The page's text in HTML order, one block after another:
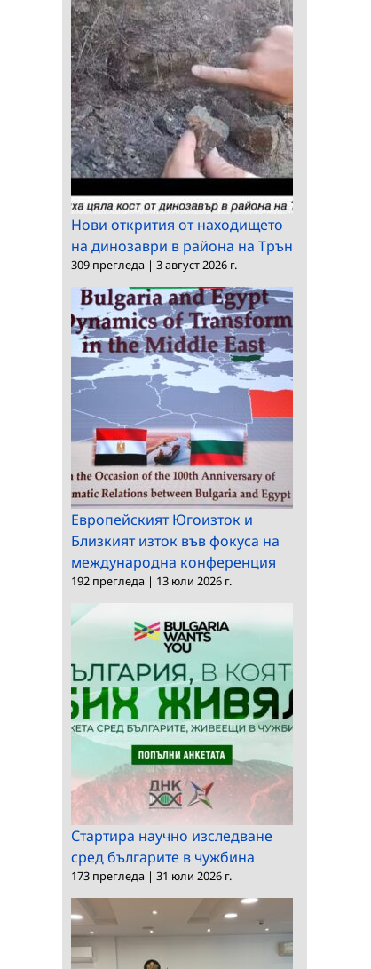
Нови открития от находището
на динозаври в района на Трън
309 прегледа | 3 август 2026 г.
Европейският Югоизток и
Близкият изток във фокуса на
международна конференция
192 прегледа | 13 юли 2026 г.
Стартира научно изследване
сред българите в чужбина
173 прегледа | 31 юли 2026 г.